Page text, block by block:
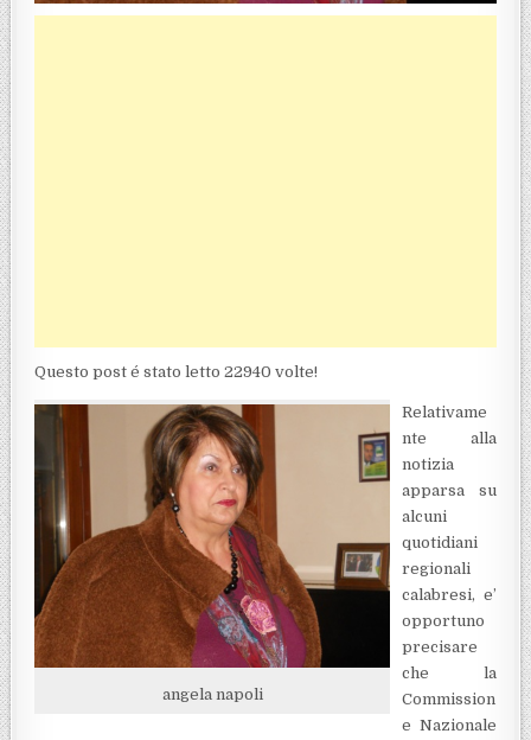
Questo post é stato letto 22940 volte!
angela napoli
Relativame
nte alla
notizia
apparsa su
alcuni
quotidiani
regionali
calabresi, e’
opportuno
precisare
che la
Commission
e Nazionale